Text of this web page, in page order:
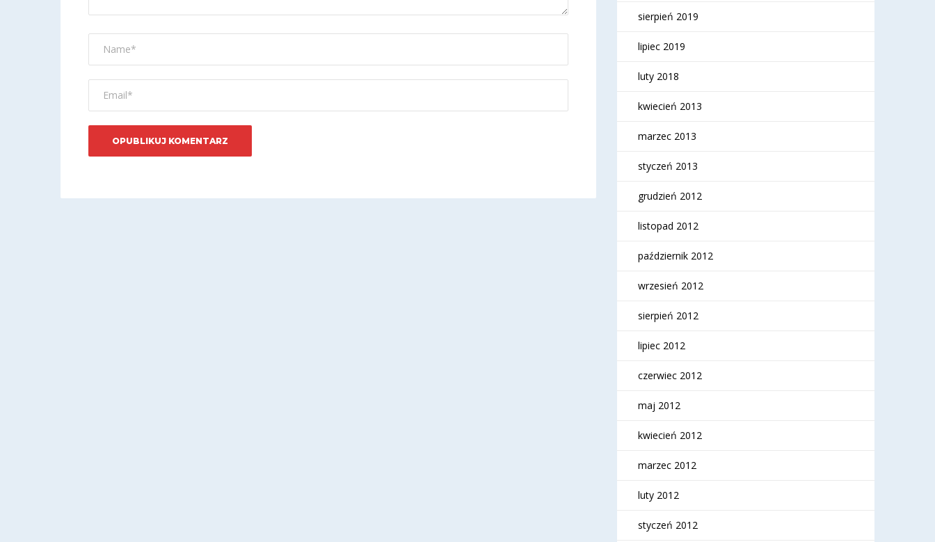
sierpień 2019
lipiec 2019
luty 2018
kwiecień 2013
marzec 2013
styczeń 2013
grudzień 2012
listopad 2012
październik 2012
wrzesień 2012
sierpień 2012
lipiec 2012
czerwiec 2012
maj 2012
kwiecień 2012
marzec 2012
luty 2012
styczeń 2012